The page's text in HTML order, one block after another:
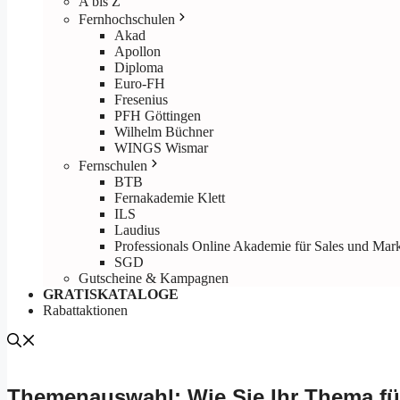
Fernhochschulen
Akad
Apollon
Diploma
Euro-FH
Fresenius
PFH Göttingen
Wilhelm Büchner
WINGS Wismar
Fernschulen
BTB
Fernakademie Klett
ILS
Laudius
Professionals Online Akademie für Sales und
SGD
Gutscheine & Kampagnen
GRATISKATALOGE
Rabattaktionen